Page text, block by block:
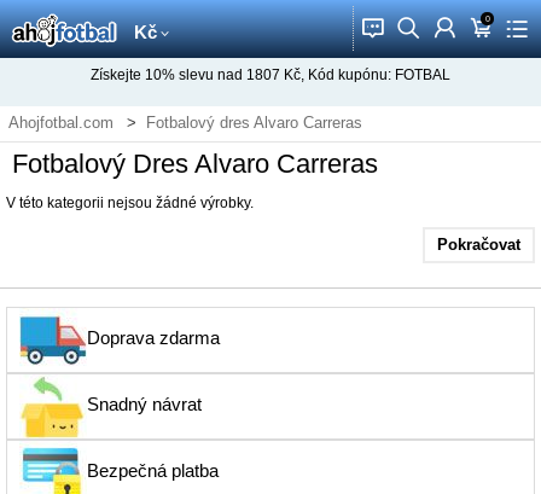
Kč 󰂱 󰂨 󰃳 0
󰃦 󰃖
Získejte 10% slevu nad 1807 Kč, Kód kupónu: FOTBAL
Ahojfotbal.com Fotbalový dres Alvaro Carreras
Fotbalový Dres Alvaro Carreras
V této kategorii nejsou žádné výrobky.
Pokračovat
Doprava zdarma
Snadný návrat
Bezpečná platba